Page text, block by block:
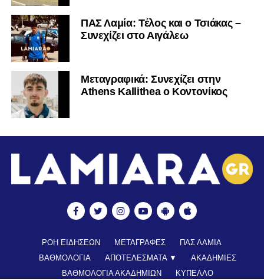
ΠΑΣ Λαμία: Τέλος και ο Τσιάκας –
Συνεχίζει στο Αιγάλεω
Mεταγραφικά: Συνεχίζει στην
Athens Kallithea ο Κοντονίκος
ΡΟΗ ΕΙΔΗΣΕΩΝ ΜΕΤΑΓΡΑΦΕΣ
ΠΑΣ ΛΑΜΙΑ
ΒΑΘΜΟΛΟΓΙΑ
ΑΠΟΤΕΛΕΣΜΑΤΑ ▼
ΑΚΑΔΗΜΙΕΣ
ΒΑΘΜΟΛΟΓΙΑ ΑΚΑΔΗΜΙΩΝ
ΚΥΠΕΛΛΟ